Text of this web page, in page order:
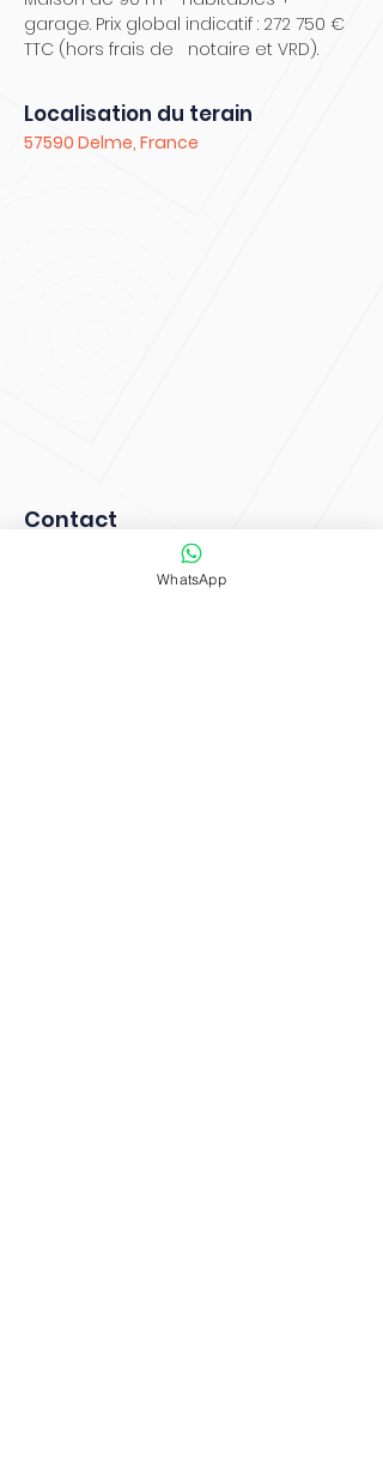
garage. Prix global indicatif : 272 750 €
TTC (hors frais de notaire et VRD).
Localisation du terain
57590 Delme, France
Contact
WhatsApp